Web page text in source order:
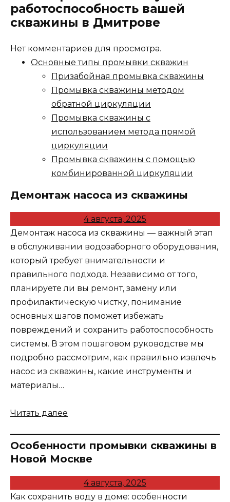
работоспособность вашей
скважины в Дмитрове
Нет комментариев для просмотра.
Основные типы промывки скважин
Призабойная промывка скважины
Промывка скважины методом
обратной циркуляции
Промывка скважины с
использованием метода прямой
циркуляции
Промывка скважины с помощью
комбинированной циркуляции
Демонтаж насоса из скважины
4 августа, 2025
Демонтаж насоса из скважины — важный этап
в обслуживании водозаборного оборудования,
который требует внимательности и
правильного подхода. Независимо от того,
планируете ли вы ремонт, замену или
профилактическую чистку, понимание
основных шагов поможет избежать
повреждений и сохранить работоспособность
системы. В этом пошаговом руководстве мы
подробно рассмотрим, как правильно извлечь
насос из скважины, какие инструменты и
материалы…
Читать далее
Особенности промывки скважины в
Новой Москве
4 августа, 2025
Как сохранить воду в доме: особенности